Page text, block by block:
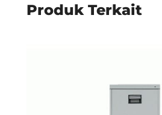
Produk Terkait